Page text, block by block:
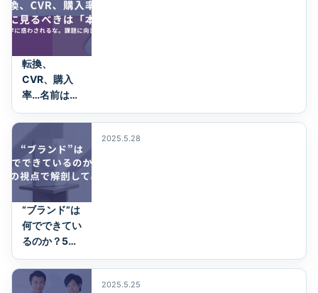
転換、
CVR、購入
率…名前は違
えど、本当に
見るべきは
「本質」で
あ…
2025.5.28
“ブランド”は
何でできてい
るのか？5つ
の視点で解剖
してみた
2025.5.25